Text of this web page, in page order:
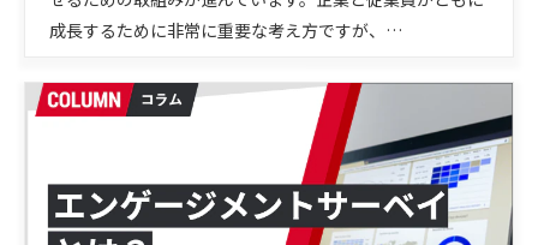
成長するために非常に重要な考え方ですが、…